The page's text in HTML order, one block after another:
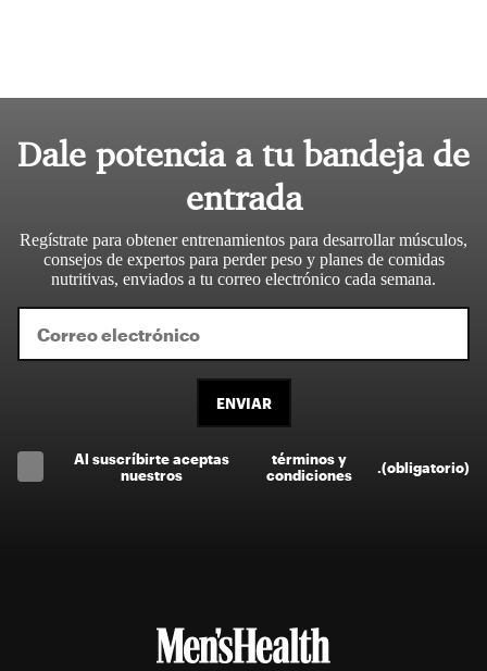
Dale potencia a tu bandeja de
entrada
Regístrate para obtener entrenamientos para desarrollar músculos,
consejos de expertos para perder peso y planes de comidas
nutritivas, enviados a tu correo electrónico cada semana.
ENVIAR
Al suscríbirte aceptas
nuestros
términos y
condiciones
(obligatorio)